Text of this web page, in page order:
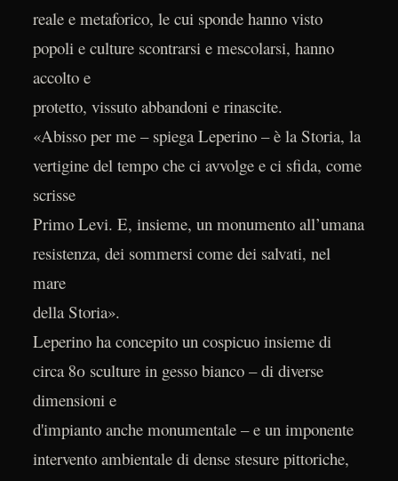
reale e metaforico, le cui sponde hanno visto
popoli e culture scontrarsi e mescolarsi, hanno
accolto e
protetto, vissuto abbandoni e rinascite.
«Abisso per me – spiega Leperino – è la Storia, la
vertigine del tempo che ci avvolge e ci sfida, come
scrisse
Primo Levi. E, insieme, un monumento all’umana
resistenza, dei sommersi come dei salvati, nel
mare
della Storia».
Leperino ha concepito un cospicuo insieme di
circa 80 sculture in gesso bianco – di diverse
dimensioni e
d'impianto anche monumentale – e un imponente
intervento ambientale di dense stesure pittoriche,